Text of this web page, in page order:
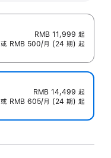
RMB 11,999 起
或 RMB 500/月 (24 期) 起
RMB 14,499 起
或 RMB 605/月 (24 期) 起